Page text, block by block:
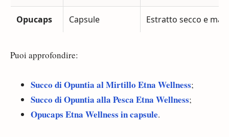
Opucaps Capsule Estratto secco e
Puoi approfondire:
Succo di Opuntia al Mirtillo Etna Wellness;
Succo di Opuntia alla Pesca Etna Wellness;
Opucaps Etna Wellness in capsule.